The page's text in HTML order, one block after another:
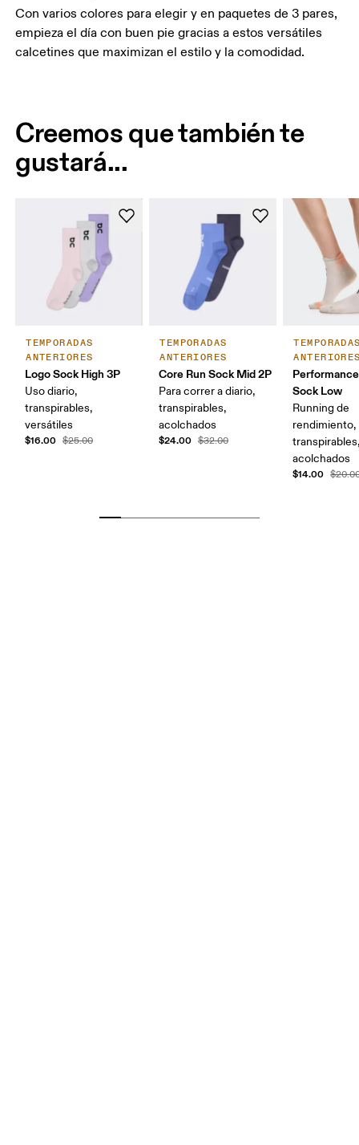
Con varios colores para elegir y en paquetes de 3 pares,
empieza el día con buen pie gracias a estos versátiles
calcetines que maximizan el estilo y la comodidad.
Creemos que también te
gustará...
TEMPORADAS
ANTERIORES
Logo Sock High 3P
Uso diario,
transpirables,
versátiles
$16.00 $25.00
TEMPORADAS
ANTERIORES
Core Run Sock Mid 2P
Para correr a diario,
transpirables,
acolchados
$24.00 $32.00
Sock Low
Running de
rendimiento,
acolchados
$14.00